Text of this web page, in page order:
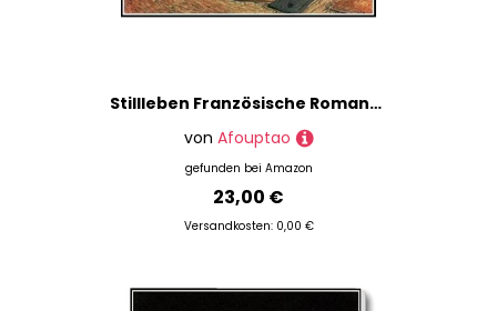
Stillleben Französische Romane und Rose Malen von Vincent Van Gogh, Malen nach Zahlen für Erwachsene Anfänger, DIY Digital Malen nach Zahlen Kits auf Leinwand 40 x 50 cm
von Afouptao
gefunden bei Amazon
23,00 €
Versandkosten: 0,00 €